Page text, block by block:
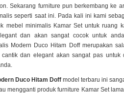
Sekarang furniture pun berkembang ke
seperti saat ini. Pada kali ini kami
mebel minimalis Kamar Set untuk ruang
dan akan sangat cocok untuk
Modern Duco Hitam Doff merupakan
cantik dan elegant akan sangat pas untuk
Duco Hitam Doff model terbaru ini
mengganti produk furniture Kamar Set